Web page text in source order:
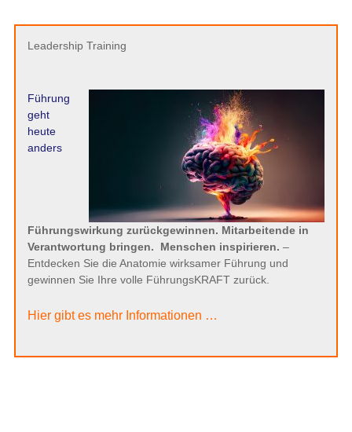
Leadership Training
Führung
geht
heute
anders
Führungswirkung zurückgewinnen. Mitarbeitende in
Verantwortung bringen. Menschen inspirieren. –
Entdecken Sie die Anatomie wirksamer Führung und
gewinnen Sie Ihre volle FührungsKRAFT zurück.
Hier gibt es mehr Informationen …